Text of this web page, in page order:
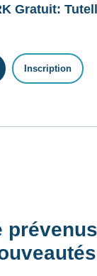
Gratuit:
Inscription